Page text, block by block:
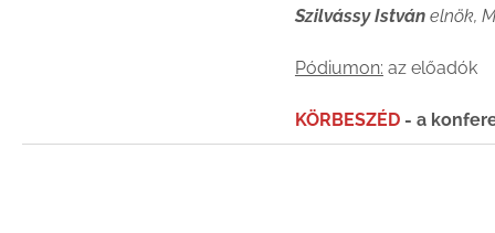
Szilvássy Istvánelnök,
Pódiumon: az előadók
KÖRBESZÉD - a